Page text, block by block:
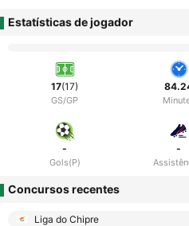
Estatísticas de jogador
17(17)
GS/GP
-
Gols(P)
-
Concursos recentes
Liga do Chipre